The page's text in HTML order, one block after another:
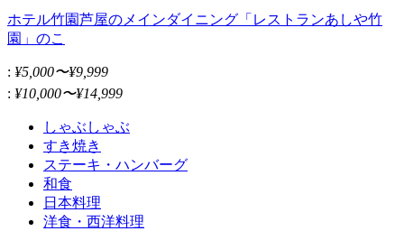
ホテル竹園芦屋のメインダイニング「レストランあしや竹
園」のこ
: ¥5,000〜¥9,999
: ¥10,000〜¥14,999
しゃぶしゃぶ
すき焼き
ステーキ・ハンバーグ
和食
日本料理
洋食・西洋料理